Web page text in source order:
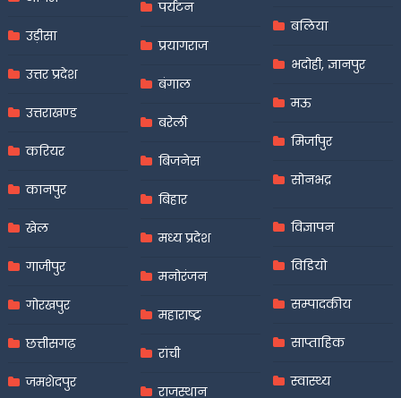
उड़ीसा
उत्तर प्रदेश
उत्तराखण्ड
करियर
कानपुर
खेल
गाजीपुर
गोरखपुर
छत्तीसगढ़
जमशेदपुर
पर्यटन
प्रयागराज
बंगाल
बरेली
बिजनेस
बिहार
मध्य प्रदेश
मनोरंजन
महाराष्ट्र
रांची
राजस्थान
बलिया
भदोही, ज्ञानपुर
मऊ
मिर्जापुर
सोनभद्र
विज्ञापन
विडियो
सम्पादकीय
साप्ताहिक
स्वास्थ्य